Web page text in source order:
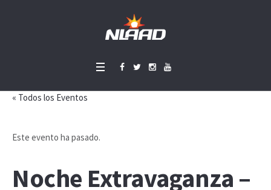
« Todos los Eventos
Este evento ha pasado.
Noche Extravaganza –